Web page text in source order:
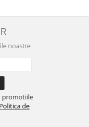
noastre
promotiile
Politica de